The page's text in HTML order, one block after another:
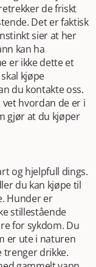
for å holde seg
til stadighet,
og ha det klart
til hund
får vannet til å
filteret fjerner
Petsafe
Her får du både
de som tydelig er
Der må du
som
Eller en
funksjon før form i
valget. Det
drikke fra den og
vi først og fremst
og disse kjøper
skal være enkel å
og
og vannfontene
de friskt
Det er faktisk
sier at her
kan ha
er ikke dette et
kjøpe
du kontakte oss.
hvordan de er i
gjør at du kjøper
og hjelpfull dings.
du kan kjøpe til
Hunder er
stillestående
for sykdom. Du
er ute i naturen
trenger drikke.